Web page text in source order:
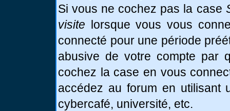
Si vous ne cochez pas la case
visite lorsque vous vous
connecté pour une période
abusive de votre compte par
cochez la case en vous
accédez au forum en utilisant
cybercafé, université, etc.